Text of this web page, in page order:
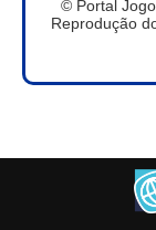
© Portal
Reprodução